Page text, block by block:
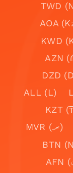
TWD
AOA
KWD
AZN
DZD
ALL (L)
KZT
MVR (.ރ)
BTN